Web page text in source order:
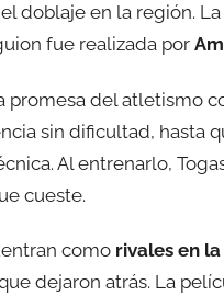
doblaje en la región.
fue realizada por
promesa del atletismo
sin dificultad, hasta
Al entrenarlo,
cueste.
como rivales en
dejaron atrás. La